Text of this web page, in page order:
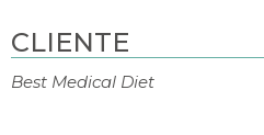
CLIENTE
Best Medical Diet